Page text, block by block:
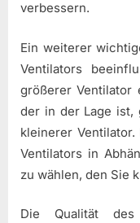
verbessern.
Ein weiterer
Ventilators
größerer Ventilator
der in der Lage ist,
kleinerer
Ventilators in
zu wählen, den Sie
Die Qualität